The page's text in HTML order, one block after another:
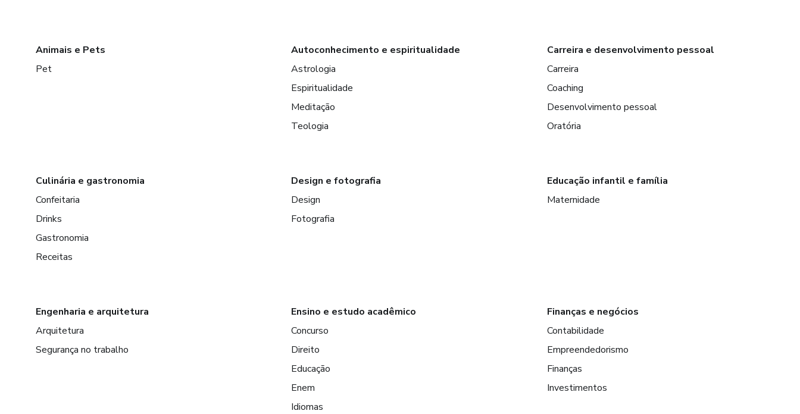
Animais e Pets
Pet
Autoconhecimento e espiritualidade
Astrologia
Espiritualidade
Meditação
Teologia
Carreira e desenvolvimento pessoal
Carreira
Coaching
Desenvolvimento pessoal
Oratória
Culinária e gastronomia
Confeitaria
Drinks
Gastronomia
Receitas
Design e fotografia
Design
Fotografia
Educação infantil e família
Maternidade
Engenharia e arquitetura
Arquitetura
Segurança no trabalho
Ensino e estudo acadêmico
Concurso
Direito
Educação
Enem
Idiomas
Finanças e negócios
Contabilidade
Empreendedorismo
Finanças
Investimentos